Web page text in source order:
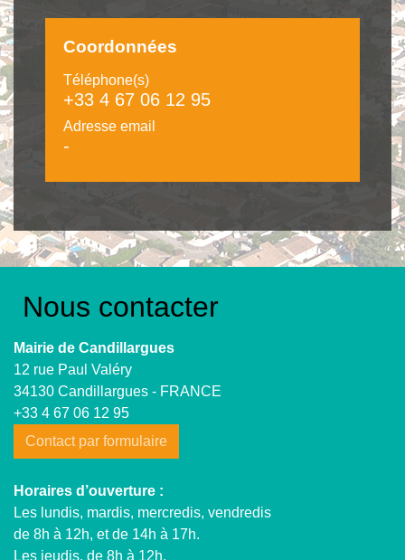
Coordonnées
Téléphone(s)
+33 4 67 06 12 95
Adresse email
-
Nous contacter
Mairie de Candillargues
12 rue Paul Valéry
34130 Candillargues - FRANCE
+33 4 67 06 12 95
Contact par formulaire
Horaires d’ouverture :
Les lundis, mardis, mercredis, vendredis
de 8h à 12h, et de 14h à 17h.
Les jeudis, de 8h à 12h.